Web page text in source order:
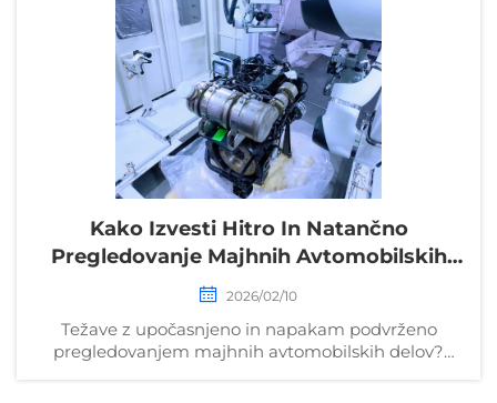
Kako Izvesti Hitro In Natančno
Pregledovanje Majhnih Avtomobilskih
Delov?
2026/02/10
Težave z upočasnjeno in napakam podvrženo
pregledovanjem majhnih avtomobilskih delov?